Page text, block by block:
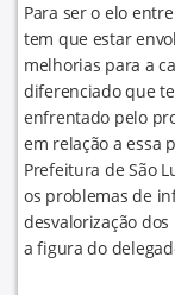
Para ser o elo
tem que estar
melhorias para a
diferenciado que
enfrentado pelo
em relação a essa
Prefeitura de São
os problemas de
desvalorização
a figura do